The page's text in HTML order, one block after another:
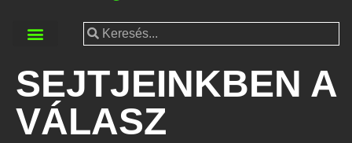
SEJTJEINKBEN A
VÁLASZ